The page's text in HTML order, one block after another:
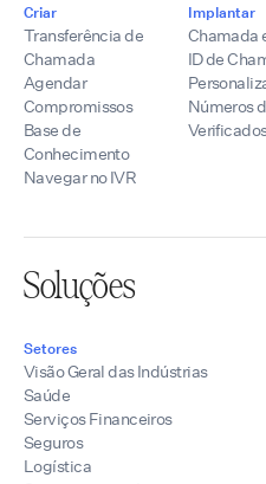
Criar
Transferência de
Chamada
Agendar
Compromissos
Base de
Conhecimento
Navegar no IVR
Implantar
Chamada
ID de
Números
Soluções
Setores
Visão Geral das Indústrias
Saúde
Serviços Financeiros
Seguros
Logística